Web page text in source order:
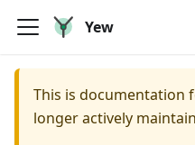
Yew
This is documentation
longer actively